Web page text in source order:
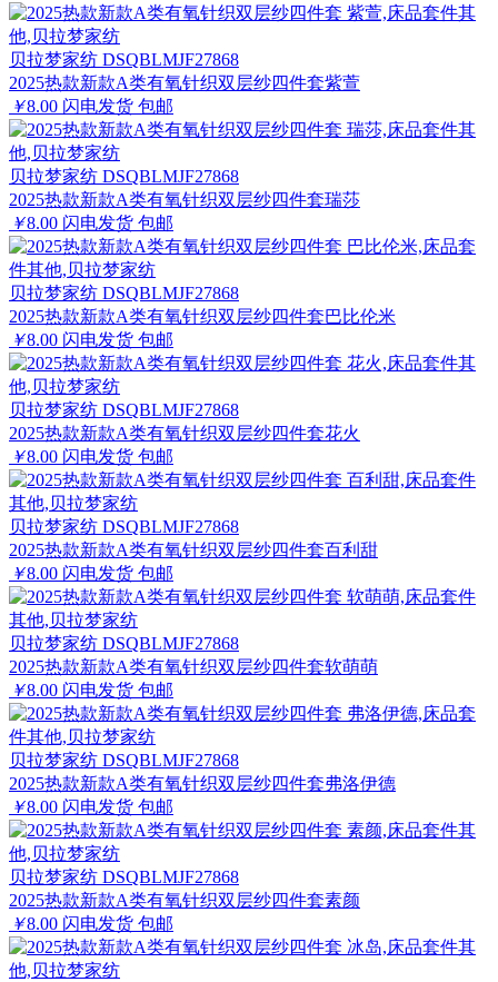
贝拉梦家纺 DSQBLMJF27868
2025热款新款A类有氧针织双层纱四件套紫萱
￥8.00 闪电发货 包邮
贝拉梦家纺 DSQBLMJF27868
2025热款新款A类有氧针织双层纱四件套瑞莎
￥8.00 闪电发货 包邮
贝拉梦家纺 DSQBLMJF27868
2025热款新款A类有氧针织双层纱四件套巴比伦米
￥8.00 闪电发货 包邮
贝拉梦家纺 DSQBLMJF27868
2025热款新款A类有氧针织双层纱四件套花火
￥8.00 闪电发货 包邮
贝拉梦家纺 DSQBLMJF27868
2025热款新款A类有氧针织双层纱四件套百利甜
￥8.00 闪电发货 包邮
贝拉梦家纺 DSQBLMJF27868
2025热款新款A类有氧针织双层纱四件套软萌萌
￥8.00 闪电发货 包邮
贝拉梦家纺 DSQBLMJF27868
2025热款新款A类有氧针织双层纱四件套弗洛伊德
￥8.00 闪电发货 包邮
贝拉梦家纺 DSQBLMJF27868
2025热款新款A类有氧针织双层纱四件套素颜
￥8.00 闪电发货 包邮